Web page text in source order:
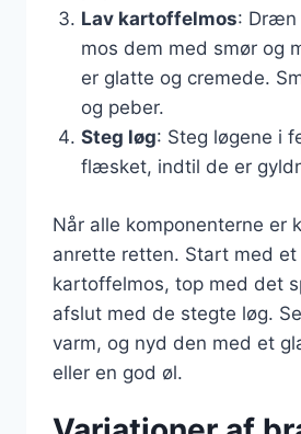
Lav kartoffelmos: Dræn
mos dem med smør og
er glatte og cremede.
og peber.
Steg løg: Steg løgene i
flæsket, indtil de er
Når alle komponenterne er
anrette retten. Start med et
kartoffelmos, top med det
afslut med de stegte løg.
varm, og nyd den med et
eller en god øl.